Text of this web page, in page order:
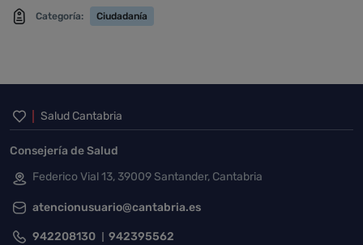
Categoría: Ciudadanía
Inicio del pie de página
Salud Cantabria
Consejería de Salud
Federico Vial 13, 39009 Santander, Cantabria
atencionusuario@cantabria.es
942208130 942395562